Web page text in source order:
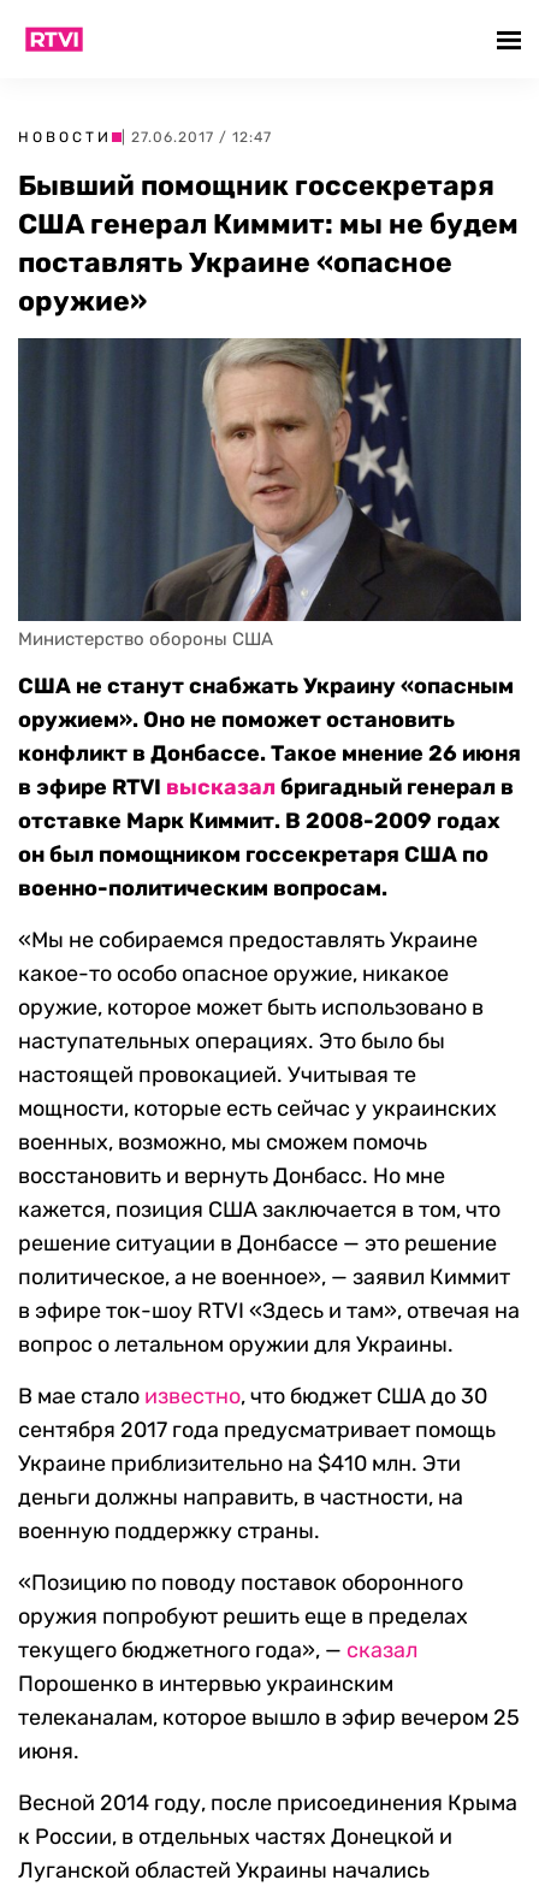
НОВОСТИ | 27.06.2017 / 12:47
Бывший помощник госсекретаря
США генерал Киммит: мы не будем
поставлять Украине «опасное
оружие»
Министерство обороны США
США не станут снабжать Украину «опасным
оружием». Оно не поможет остановить
конфликт в Донбассе. Такое мнение 26 июня
в эфире RTVI высказалбригадный генерал в
отставке Марк Киммит. В 2008-2009 годах
он был помощником госсекретаря США по
военно-политическим вопросам.
«Мы не собираемся предоставлять Украине
какое-то особо опасное оружие, никакое
оружие, которое может быть использовано в
наступательных операциях. Это было бы
настоящей провокацией. Учитывая те
мощности, которые есть сейчас у украинских
военных, возможно, мы сможем помочь
восстановить и вернуть Донбасс. Но мне
кажется, позиция США заключается в том, что
решение ситуации в Донбассе — это решение
политическое, а не военное», — заявил Киммит
в эфире ток-шоу RTVI «Здесь и там», отвечая на
вопрос о летальном оружии для Украины.
В мае стало известно, что бюджет США до 30
сентября 2017 года предусматривает помощь
Украине приблизительно на $410 млн. Эти
деньги должны направить, в частности, на
военную поддержку страны.
«Позицию по поводу поставок оборонного
оружия попробуют решить еще в пределах
текущего бюджетного года», — сказал
Порошенко в интервью украинским
телеканалам, которое вышло в эфир вечером 25
июня.
Весной 2014 году, после присоединения Крыма
к России, в отдельных частях Донецкой и
Луганской областей Украины начались